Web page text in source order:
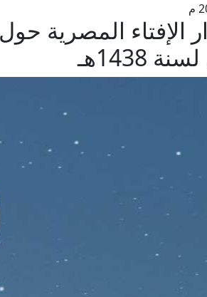
الإفتاء المصرية
1438هـ